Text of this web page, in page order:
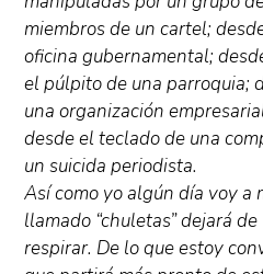
miembros de un cartel;
oficina gubernamental;
el púlpito de una parroquia;
una organización
desde el teclado de una
un suicida periodista.
Así como yo algún día voy a
llamado “chuletas” dejará de
respirar. De lo que estoy